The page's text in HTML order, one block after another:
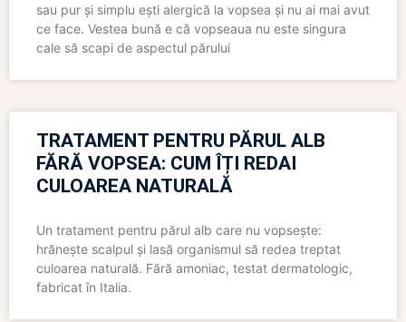
sau pur și simplu ești alergică la vopsea și nu ai mai avut
ce face. Vestea bună e că vopseaua nu este singura
cale să scapi de aspectul părului
TRATAMENT PENTRU PĂRUL ALB
FĂRĂ VOPSEA: CUM ÎȚI REDAI
CULOAREA NATURALĂ
Un tratament pentru părul alb care nu vopsește:
hrănește scalpul și lasă organismul să redea treptat
culoarea naturală. Fără amoniac, testat dermatologic,
fabricat în Italia.